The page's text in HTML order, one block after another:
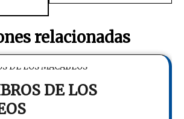
relacionadas
DE LOS